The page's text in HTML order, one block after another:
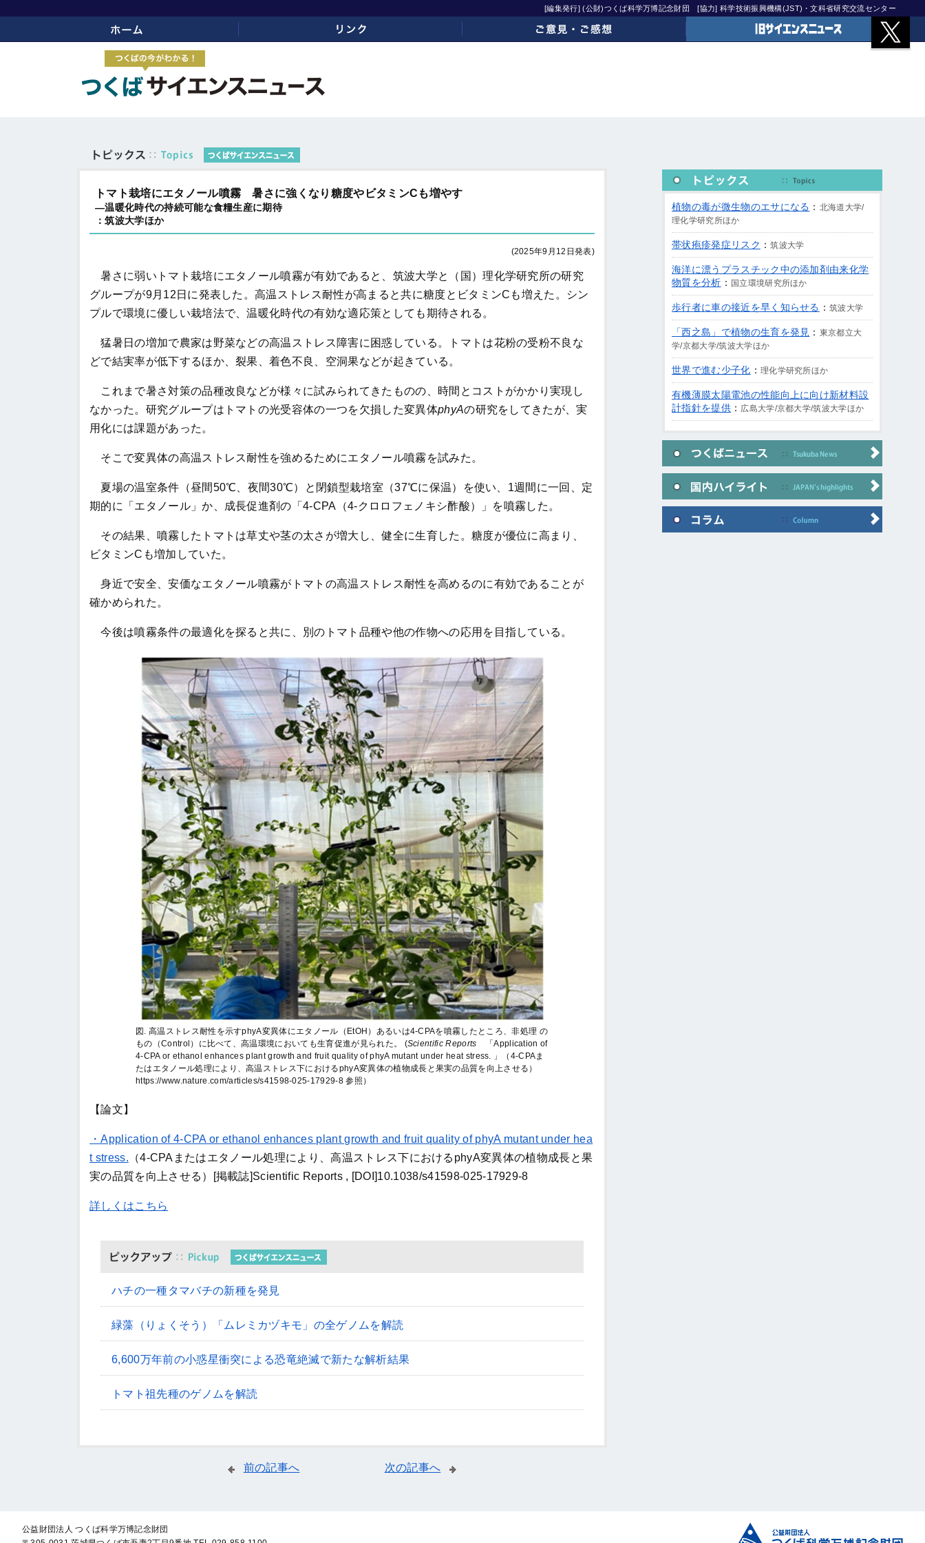
[編集発行] (公財)つくば科学万博記念財団 [協力] 科学技術振興機構(JST)・文科省研究交流センター
ホーム リンク ご意見・ご感想 旧サイエンスニュース
トマト栽培にエタノール噴霧 暑さに強くなり糖度やビタミンCも増やす
―温暖化時代の持続可能な食糧生産に期待
：筑波大学ほか
(2025年9月12日発表)
暑さに弱いトマト栽培にエタノール噴霧が有効であると、筑波大学と（国）理化学研究所の研究
グループが9月12日に発表した。高温ストレス耐性が高まると共に糖度とビタミンCも増えた。シン
プルで環境に優しい栽培法で、温暖化時代の有効な適応策としても期待される。
猛暑日の増加で農家は野菜などの高温ストレス障害に困惑している。トマトは花粉の受粉不良な
どで結実率が低下するほか、裂果、着色不良、空洞果などが起きている。
これまで暑さ対策の品種改良などが様々に試みられてきたものの、時間とコストがかかり実現し
なかった。研究グループはトマトの光受容体の一つを欠損した変異体phyAの研究をしてきたが、実
用化には課題があった。
そこで変異体の高温ストレス耐性を強めるためにエタノール噴霧を試みた。
夏場の温室条件（昼間50℃、夜間30℃）と閉鎖型栽培室（37℃に保温）を使い、1週間に一回、定
期的に「エタノール」か、成長促進剤の「4-CPA（4-クロロフェノキシ酢酸）」を噴霧した。
その結果、噴霧したトマトは草丈や茎の太さが増大し、健全に生育した。糖度が優位に高まり、
ビタミンCも増加していた。
身近で安全、安価なエタノール噴霧がトマトの高温ストレス耐性を高めるのに有効であることが
確かめられた。
今後は噴霧条件の最適化を探ると共に、別のトマト品種や他の作物への応用を目指している。
図. ⾼温ストレス耐性を⽰すphyA変異体にエタノール（EtOH）あるいは4-CPAを噴霧したところ、⾮処理 の
もの（Control）に⽐べて、⾼温環境においても⽣育促進が⾒られた。 (Scientific Reports 「Application of
4-CPA or ethanol enhances plant growth and fruit quality of phyA mutant under heat stress. 」（4-CPAま
たはエタノール処理により、高温ストレス下におけるphyA変異体の植物成長と果実の品質を向上させる）
https://www.nature.com/articles/s41598-025-17929-8 参照）
【論文】
・Application of 4-CPA or ethanol enhances plant growth and fruit quality of phyA mutant under hea
t stress. （4-CPAまたはエタノール処理により、高温ストレス下におけるphyA変異体の植物成長と果
実の品質を向上させる）[掲載誌]Scientific Reports , [DOI]10.1038/s41598-025-17929-8
詳しくはこちら
ハチの一種タマバチの新種を発見
緑藻（りょくそう）「ムレミカヅキモ」の全ゲノムを解読
6,600万年前の小惑星衝突による恐竜絶滅で新たな解析結果
トマト祖先種のゲノムを解読
前の記事へ 次の記事へ
植物の毒が微生物のエサになる ： 北海道大学/
理化学研究所ほか
帯状疱疹発症リスク ：筑波大学
海洋に漂うプラスチック中の添加剤由来化学
物質を分析 ： 国立環境研究所ほか
歩行者に車の接近を早く知らせる ：筑波大学
「西之島」で植物の生育を発見 ： 東京都立大
学/京都大学/筑波大学ほか
世界で進む少子化 ： 理化学研究所ほか
有機薄膜太陽電池の性能向上に向け新材料設
計指針を提供： 広島大学/京都大学/筑波大学ほか
公益財団法人 つくば科学万博記念財団